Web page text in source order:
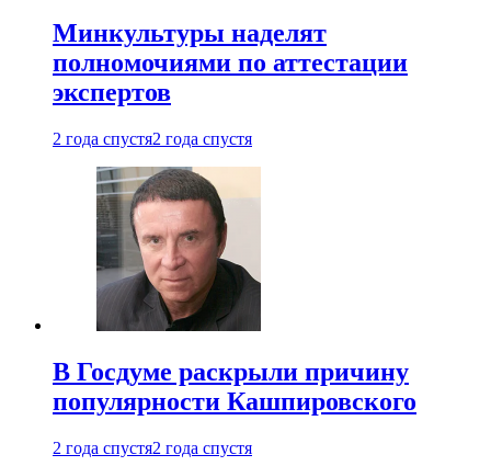
Минкультуры наделят
полномочиями по аттестации
экспертов
2 года спустя2 года спустя
В Госдуме раскрыли причину
популярности Кашпировского
2 года спустя2 года спустя